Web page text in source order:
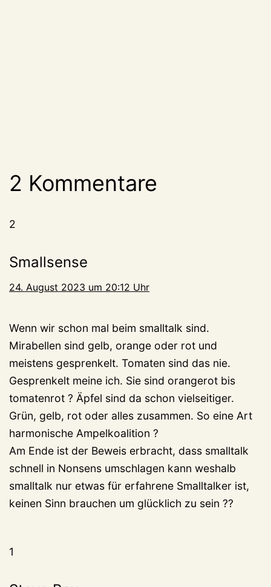
2 Kommentare
2
Smallsense
24. August 2023 um 20:12 Uhr
Wenn wir schon mal beim smalltalk sind.
Mirabellen sind gelb, orange oder rot und
meistens gesprenkelt. Tomaten sind das nie.
Gesprenkelt meine ich. Sie sind orangerot bis
tomatenrot ? Äpfel sind da schon vielseitiger.
Grün, gelb, rot oder alles zusammen. So eine Art
harmonische Ampelkoalition ?
Am Ende ist der Beweis erbracht, dass smalltalk
schnell in Nonsens umschlagen kann weshalb
smalltalk nur etwas für erfahrene Smalltalker ist,
keinen Sinn brauchen um glücklich zu sein ??
1